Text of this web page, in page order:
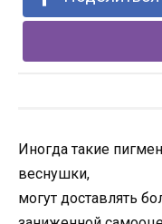
Иногда такие
веснушки,
могут доставлять